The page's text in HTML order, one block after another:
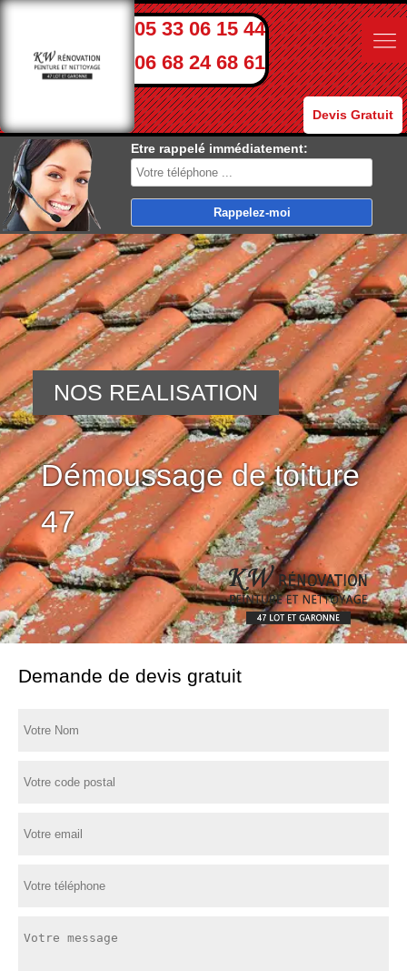
05 33 06 15 44
06 68 24 68 61
Devis Gratuit
Etre rappelé immédiatement:
Démoussage de toiture
47
NOS REALISATION
Demande de devis gratuit